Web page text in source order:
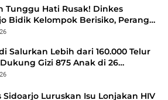
Tunggu Hati Rusak! Dinkes
Bidik Kelompok Berisiko, Perang
Lawan Hepatitis
Salurkan Lebih dari 160.000 Telur
Gizi 875 Anak di 26
Kota
Sidoarjo Luruskan Isu Lonjakan HIV